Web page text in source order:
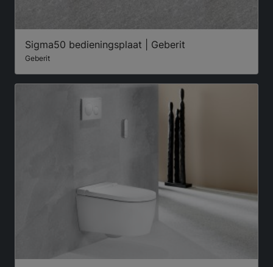
Sigma50 bedieningsplaat | Geberit
Geberit